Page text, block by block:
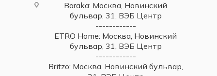
Baraka: Москва, Новинский
бульвар, 31, ВЭБ Центр
------------
ETRO Home: Москва, Новинский
бульвар, 31, ВЭБ Центр
------------
Britzo: Москва, Новинский бульвар,